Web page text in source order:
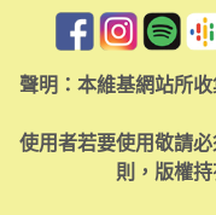
聲明：本維基網站所
使用者若要使用敬請
則，版權